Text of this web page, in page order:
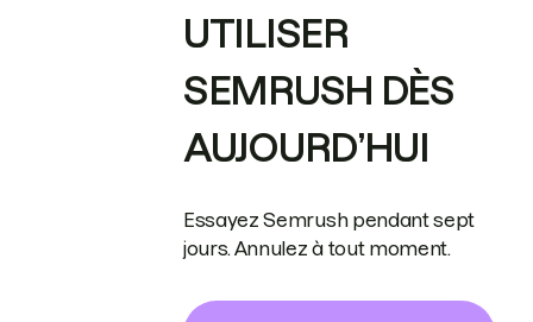
UTILISER
SEMRUSH DÈS
AUJOURD’HUI
Essayez Semrush pendant sept
jours. Annulez à tout moment.